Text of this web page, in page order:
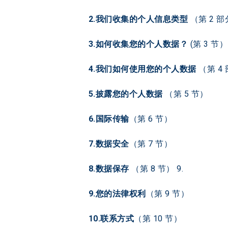
2.我们收集的个人信息类型 （第 2 部
3.如何收集您的个人数据？ (第 3 节）
4.我们如何使用您的个人数据 （第 4
5.披露您的个人数据 （第 5 节）
6.国际传输（第 6 节）
7.数据安全 （第 7 节）
8.数据保存 （第 8 节） 9.
9.您的法律权利 （第 9 节）
10.联系方式 （第 10 节）